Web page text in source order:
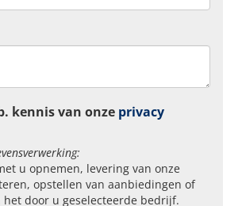
kennis van onze privacy
u opnemen, levering van onze
opstellen van aanbiedingen of
door u geselecteerde bedrijf.